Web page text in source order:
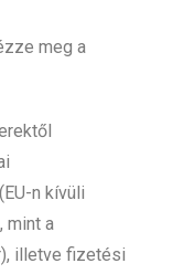
meg a
n kívüli
mint a
illetve fizetési